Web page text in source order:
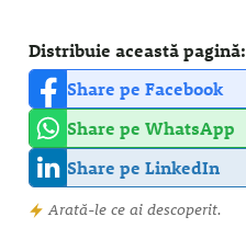
Distribuie această pagină:
Share pe Facebook
Share pe WhatsApp
Share pe LinkedIn
Arată-le ce ai descoperit.